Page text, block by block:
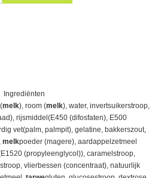
Ingrediënten
melk), room (melk), water, invertsuikerstroop,
rijsmiddel(E450 (difosfaten), E500
vet(palm, palmpit), gelatine, bakkerszout,
melkpoeder (magere), aardappelzetmeel
(propyleenglycol)), caramelstroop,
vlierbessen (concentraat), natuurlijk